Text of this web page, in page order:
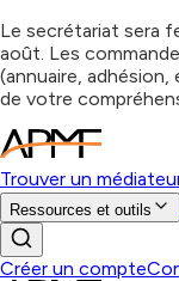
Le secrétariat sera
août. Les
(annuaire,
de votre
Trouver un
Ressources et outils
Créer un compte